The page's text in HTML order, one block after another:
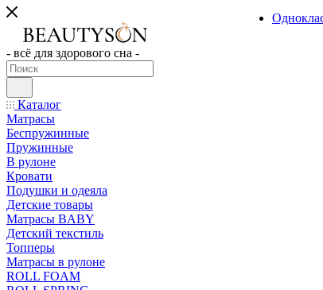
- всё для здорового сна -
Каталог
Матрасы
Беспружинные
Пружинные
В рулоне
Кровати
Подушки и одеяла
Детские товары
Матрасы BABY
Детский текстиль
Топперы
Матрасы в рулоне
ROLL FOAM